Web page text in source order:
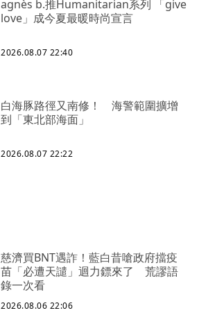
agnès b.推Humanitarian系列 「give
love」成今夏最暖時尚宣言
2026.08.07 22:40
白海豚路徑又南修！ 海警範圍擴增
到「東北部海面」
2026.08.07 22:22
慈濟買BNT遇詐！藍白昔嗆政府擋疫
苗「必遭天譴」迴力鏢來了 荒謬語
錄一次看
2026.08.06 22:06